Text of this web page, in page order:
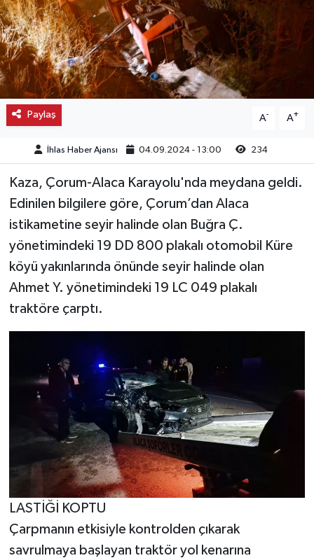
Paylaş A- A+
İhlas Haber Ajansı 04.09.2024 - 13:00 234
Kaza, Çorum-Alaca Karayolu'nda meydana geldi.
Edinilen bilgilere göre, Çorum’dan Alaca
istikametine seyir halinde olan Buğra Ç.
yönetimindeki 19 DD 800 plakalı otomobil Küre
köyü yakınlarında önünde seyir halinde olan
Ahmet Y. yönetimindeki 19 LC 049 plakalı
traktöre çarptı.
LASTİĞİ KOPTU
Çarpmanın etkisiyle kontrolden çıkarak
savrulmaya başlayan traktör yol kenarına
Kargı
Laçin
Mecitözü
Oğuzlar
Ortaköy
Osmancık
Sungurlu
Uğurludağ
Sağlık